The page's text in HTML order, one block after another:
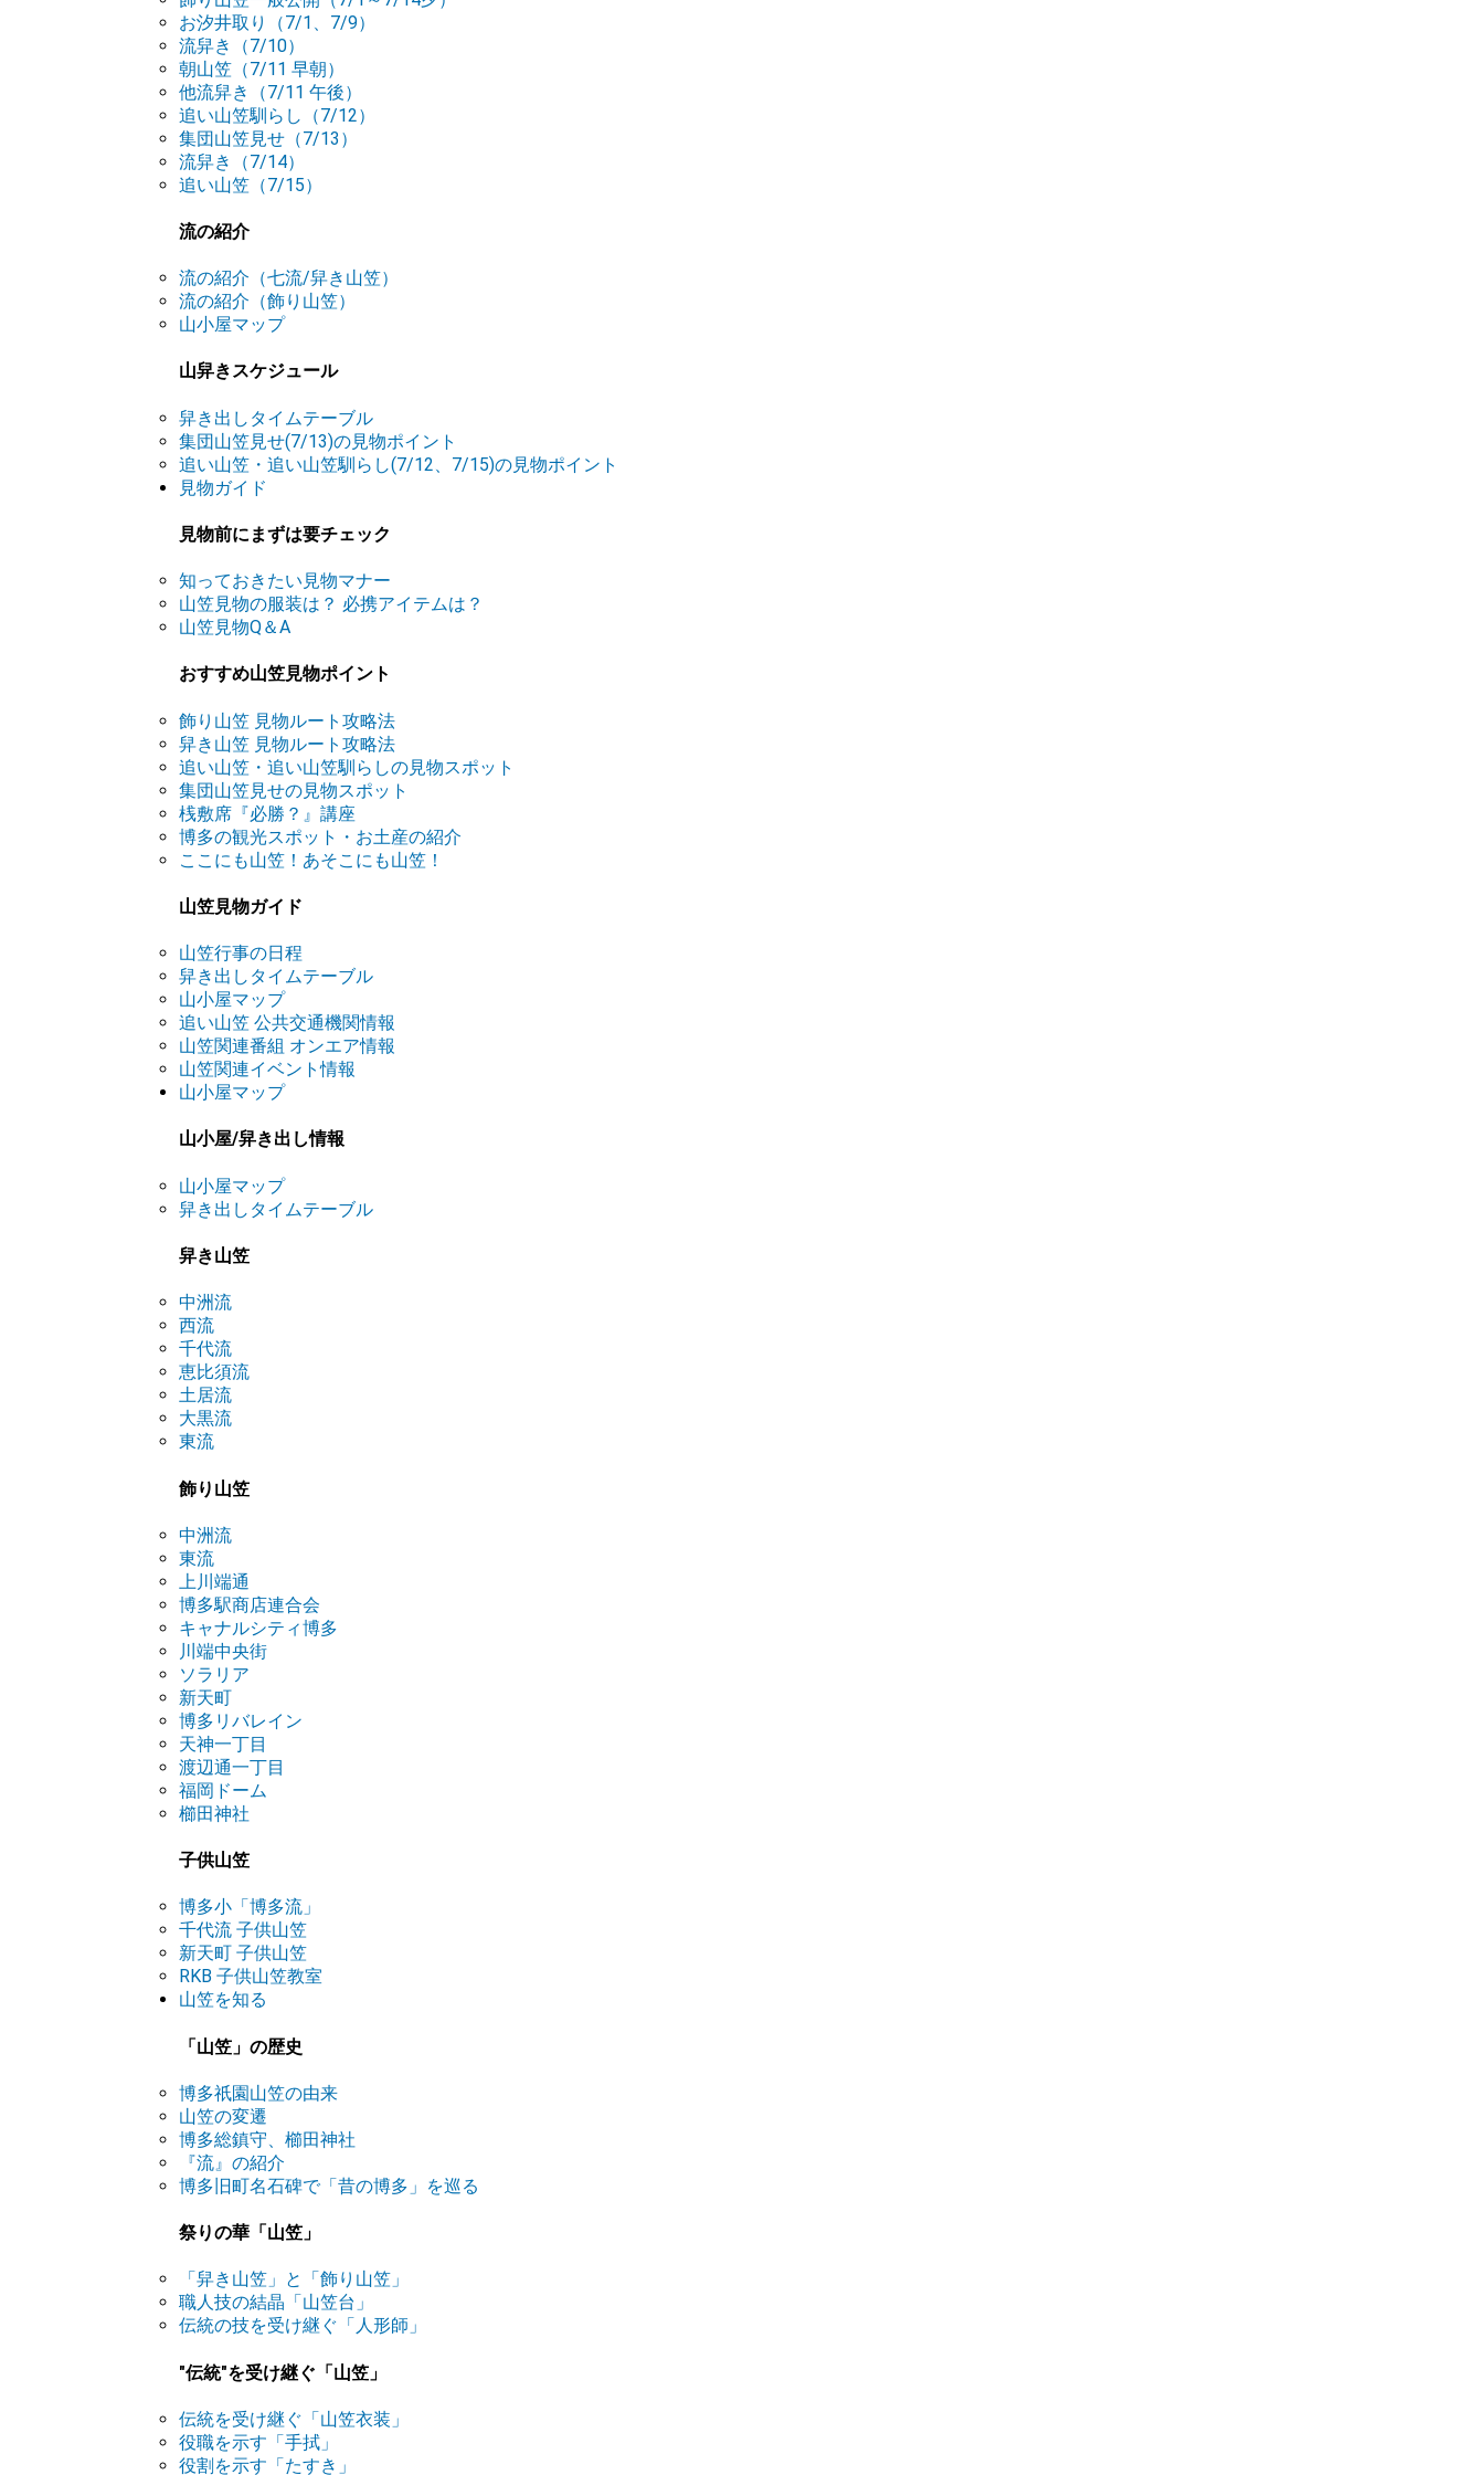
お汐井取り（7/1、7/9）
流舁き（7/10）
朝山笠（7/11 早朝）
他流舁き（7/11 午後）
追い山笠馴らし（7/12）
集団山笠見せ（7/13）
流舁き（7/14）
追い山笠（7/15）
流の紹介
流の紹介（七流/舁き山笠）
流の紹介（飾り山笠）
山小屋マップ
山舁きスケジュール
舁き出しタイムテーブル
集団山笠見せ(7/13)の見物ポイント
追い山笠・追い山笠馴らし(7/12、7/15)の見物ポイント
見物ガイド
見物前にまずは要チェック
知っておきたい見物マナー
山笠見物の服装は？ 必携アイテムは？
山笠見物Q＆A
おすすめ山笠見物ポイント
飾り山笠 見物ルート攻略法
舁き山笠 見物ルート攻略法
追い山笠・追い山笠馴らしの見物スポット
集団山笠見せの見物スポット
桟敷席『必勝？』講座
博多の観光スポット・お土産の紹介
ここにも山笠！あそこにも山笠！
山笠見物ガイド
山笠行事の日程
舁き出しタイムテーブル
山小屋マップ
追い山笠 公共交通機関情報
山笠関連番組 オンエア情報
山笠関連イベント情報
山小屋マップ
山小屋/舁き出し情報
山小屋マップ
舁き出しタイムテーブル
舁き山笠
中洲流
西流
千代流
恵比須流
土居流
大黒流
東流
飾り山笠
中洲流
東流
上川端通
博多駅商店連合会
キャナルシティ博多
川端中央街
ソラリア
新天町
博多リバレイン
天神一丁目
渡辺通一丁目
福岡ドーム
櫛田神社
子供山笠
博多小「博多流」
千代流 子供山笠
新天町 子供山笠
RKB 子供山笠教室
山笠を知る
「山笠」の歴史
博多祇園山笠の由来
山笠の変遷
博多総鎮守、櫛田神社
『流』の紹介
博多旧町名石碑で「昔の博多」を巡る
祭りの華「山笠」
「舁き山笠」と「飾り山笠」
職人技の結晶「山笠台」
伝統の技を受け継ぐ「人形師」
"伝統"を受け継ぐ「山笠」
伝統を受け継ぐ「山笠衣装」
役職を示す「手拭」
役割を示す「たすき」